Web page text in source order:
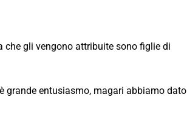
che gli vengono attribuite sono figlie di
grande entusiasmo, magari abbiamo dato